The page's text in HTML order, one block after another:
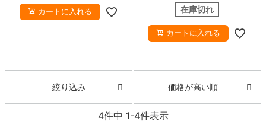
W6930スケートボード スケボ
ー
カートに入れる
KI6735スケートボー
ド スケボー
在庫切れ
カートに入れる
絞り込み 価格が高い順
4件中 1-4件表示